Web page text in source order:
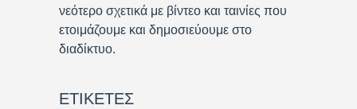
νεότερο σχετικά με βίντεο και ταινίες που
ετοιμάζουμε και δημοσιεύουμε στο
διαδίκτυο.
ΕΤΙΚΈΤΕΣ